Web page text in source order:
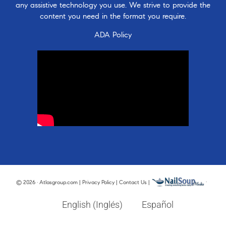
any assistive technology you use. We strive to provide the
content you need in the format you require.
ADA Policy
© 2026 · Atlasgroup.com | Privacy Policy| Contact Us | ·
English (Inglés) Español